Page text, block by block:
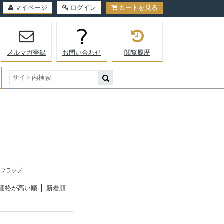
マイページ ログイン カートを見る
メルマガ登録 お問い合わせ 閲覧履歴
ラップ
格が高い順 新着順